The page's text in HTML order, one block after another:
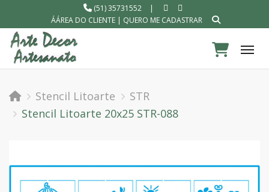
(51) 35731552
|
ÁÁREA DO CLIENTE| QUERO ME CADASTRAR
Stencil Litoarte
STR
Stencil Litoarte 20x25 STR-088